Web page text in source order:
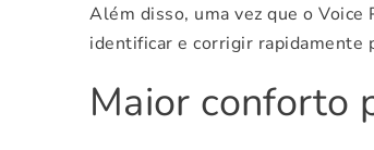
Além disso, uma vez que o
identificar e corrigir rapidamente
Maior conforto